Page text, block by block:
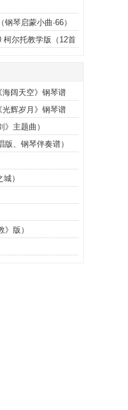
琴启蒙小曲·66）
柯尔托教学版（12首
海阔天空》钢琴谱
光辉岁月》钢琴谱
主题曲）
、钢琴伴奏谱）
）
版）